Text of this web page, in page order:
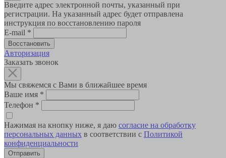
Введите адрес электронной почты, указанный при
регистрации. На указанный адрес будет отправлена
инструкция по восстановлению пароля
E-mail *
Авторизация
Заказать звонок
Мы свяжемся с Вами в ближайшее время
Ваше имя *
Телефон *
Нажимая на кнопку ниже, я даю согласие на обработку
персональных данных в соответствии с Политикой
конфиденциальности